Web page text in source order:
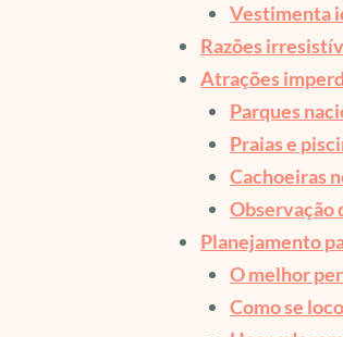
Vestimenta
Razões
Atrações
Parques
Praias e
Cachoeiras
Observação
Planejamento
O melhor
Como se